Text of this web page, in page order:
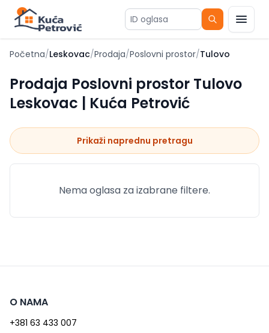
ID oglasa
Početna/Leskovac/Prodaja/Poslovni prostor/Tulovo
Prodaja Poslovni prostor Tulovo
Leskovac | Kuća Petrović
Prikaži naprednu pretragu
Nema oglasa za izabrane filtere.
O NAMA
+381 63 433 007